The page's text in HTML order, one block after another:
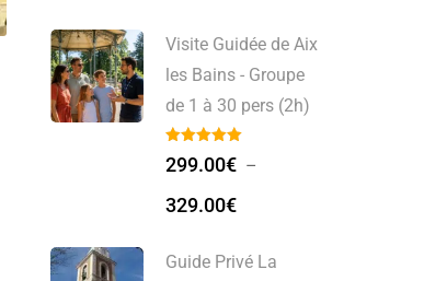
Visite Guidée de Aix
les Bains - Groupe
de 1 à 30 pers (2h)
299.00€ –
329.00€
Guide Privé La